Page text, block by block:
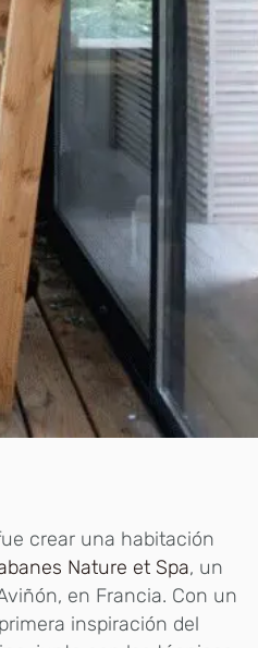
crear una habitación
Nature et Spa, un
en Francia. Con un
inspiración del